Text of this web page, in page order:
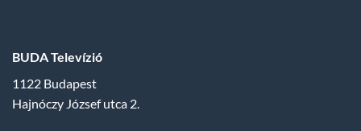
BUDA Televízió
1122 Budapest
Hajnóczy József utca 2.